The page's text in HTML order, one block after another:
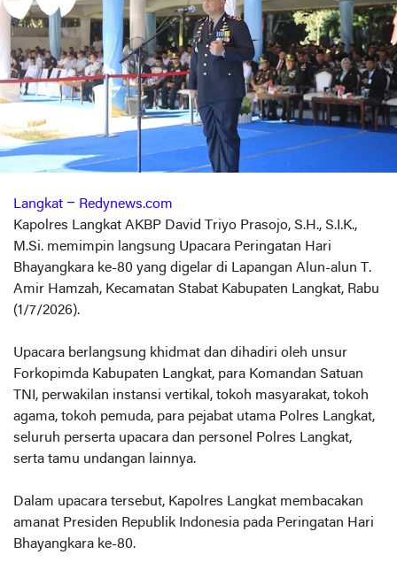
Langkat – Redynews.com
Kapolres Langkat AKBP David Triyo Prasojo, S.H., S.I.K.,
M.Si. memimpin langsung Upacara Peringatan Hari
Bhayangkara ke-80 yang digelar di Lapangan Alun-alun T.
Amir Hamzah, Kecamatan Stabat Kabupaten Langkat, Rabu
(1/7/2026).
‎Upacara berlangsung khidmat dan dihadiri oleh unsur
Forkopimda Kabupaten Langkat, para Komandan Satuan
TNI, perwakilan instansi vertikal, tokoh masyarakat, tokoh
agama, tokoh pemuda, para pejabat utama Polres Langkat,
seluruh perserta upacara dan personel Polres Langkat,
serta tamu undangan lainnya.
‎Dalam upacara tersebut, Kapolres Langkat membacakan
amanat Presiden Republik Indonesia pada Peringatan Hari
Bhayangkara ke-80.